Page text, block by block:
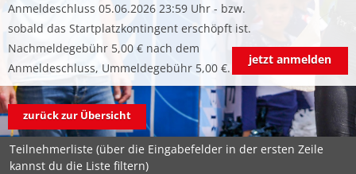
Anmeldeschluss 05.06.2026 23:59 Uhr - bzw.
sobald das Startplatzkontingent erschöpft ist.
Nachmeldegebühr 5,00 € nach dem
Anmeldeschluss, Ummeldegebühr 5,00 €.
jetzt anmelden
zurück zur Übersicht
Teilnehmerliste (über die Eingabefelder in der ersten Zeile
kannst du die Liste filtern)